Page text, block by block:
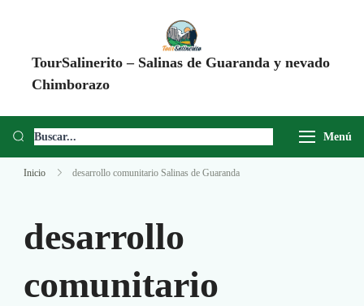
TourSalinerito – Salinas de Guaranda y nevado
Chimborazo
Chimborazo, Minas de Sal, Quesera El Salinerito, Chocolates El
Menú
Inicio desarrollo comunitario Salinas de Guaranda
desarrollo
comunitario